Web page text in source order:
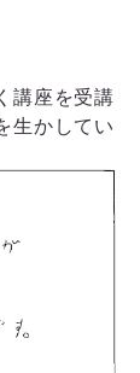
講座を受講
生かしてい